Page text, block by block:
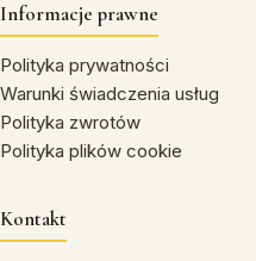
Informacje prawne
Polityka prywatności
Warunki świadczenia usług
Polityka zwrotów
Polityka plików cookie
Kontakt